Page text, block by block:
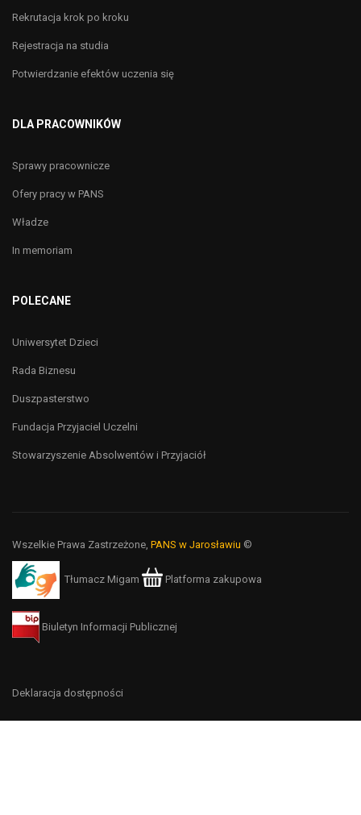
Rekrutacja krok po kroku
Rejestracja na studia
Potwierdzanie efektów uczenia się
DLA PRACOWNIKÓW
Sprawy pracownicze
Ofery pracy w PANS
Władze
In memoriam
POLECANE
Uniwersytet Dzieci
Rada Biznesu
Duszpasterstwo
Fundacja Przyjaciel Uczelni
Stowarzyszenie Absolwentów i Przyjaciół
Wszelkie Prawa Zastrzeżone, PANS w Jarosławiu ©
Tłumacz Migam Platforma zakupowa
Biuletyn Informacji Publicznej
Deklaracja dostępności